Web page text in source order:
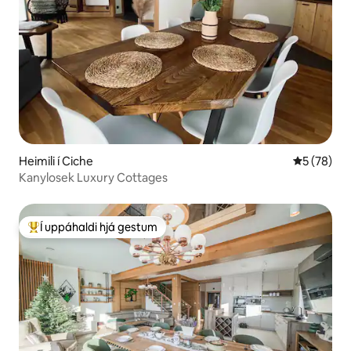
Heimili í Ciche 5 af 5 í
5 (78)
Kanylosek Luxury Cottages
Í mestu uppáhaldi hjá gestum
Í uppáhaldi hjá gestum